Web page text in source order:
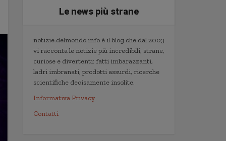
Le news più strane
notizie.delmondo.info è il blog che dal 2003
vi racconta le notizie più incredibili, strane,
curiose e divertenti: fatti imbarazzanti,
ladri imbranati, prodotti assurdi, ricerche
scientifiche decisamente insolite.
Informativa Privacy
Contatti